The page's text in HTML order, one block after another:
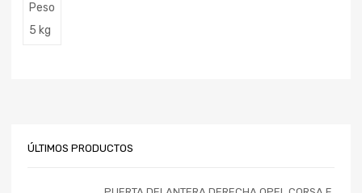
Peso
5 kg
ÚLTIMOS PRODUCTOS